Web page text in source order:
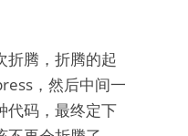
折腾，折腾的起
，然后中间一
代码，最终定下